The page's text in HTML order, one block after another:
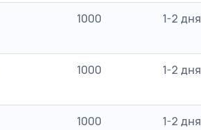
1000 1-2 дня
1000 1-2 дня
1000 1-2 дня